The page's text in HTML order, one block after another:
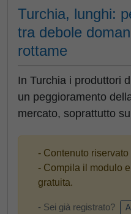
Turchia, lunghi:
tra debole
rottame
In Turchia i produttori
un peggioramento
mercato, soprattutto
- Contenuto
- Compila il modulo
gratuita.
- Sei già registrato?